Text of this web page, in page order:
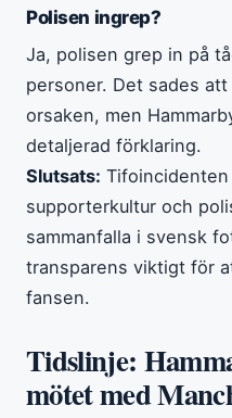
Polisen ingrep?
Ja, polisen grep in på
personer. Det sades
orsaken, men
detaljerad förklaring.
Slutsats: Tifoincidenten
supporterkultur och
sammanfalla i svensk
transparens viktigt för
fansen.
Tidslinje:
mötet med